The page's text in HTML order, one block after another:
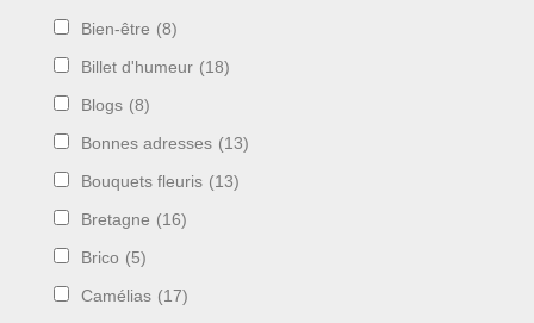
Bien-être (8)
Billet d'humeur (18)
Blogs (8)
Bonnes adresses (13)
Bouquets fleuris (13)
Bretagne (16)
Brico (5)
Camélias (17)